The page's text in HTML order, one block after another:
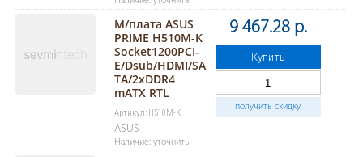
М/плата ASUS
PRIME H510M-K
Socket1200PCI-
E/Dsub/HDMI/SA
TA/2хDDR4
mATX RTL
Артикул: H510M-K
ASUS
Наличие: уточнить
9 467.28 р.
Купить
получить скидку